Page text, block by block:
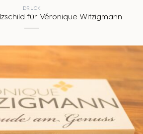
DRUCK
für Véronique Witzigmann